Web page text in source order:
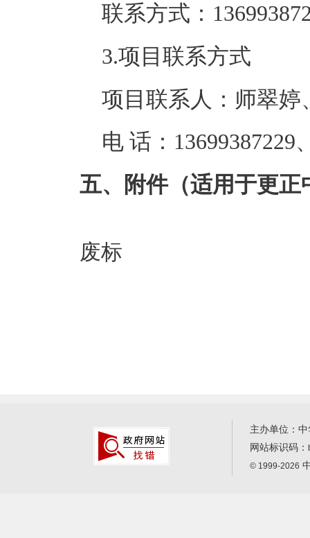
联系方式：
3.项目联系方式
项目联系人： 师翠婷
电 话： 13699387229
五、附件（适用于更
废标
主办单位：
网站标识码：
© 1999-2026